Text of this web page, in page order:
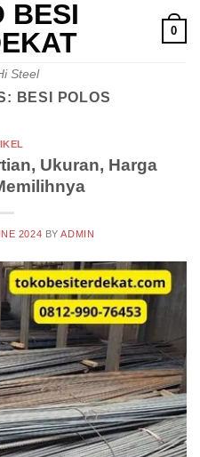
BESI
Steel
0
BESI POLOS
Ukuran, Harga
2024 BYADMIN